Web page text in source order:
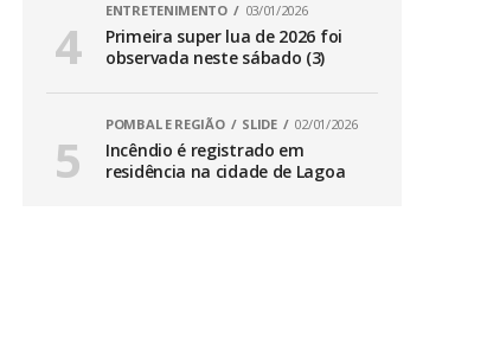
ENTRETENIMENTO 03/01/2026
Primeira super lua de 2026 foi
observada neste sábado (3)
POMBAL E REGIÃO SLIDE 02/01/2026
Incêndio é registrado em
residência na cidade de Lagoa